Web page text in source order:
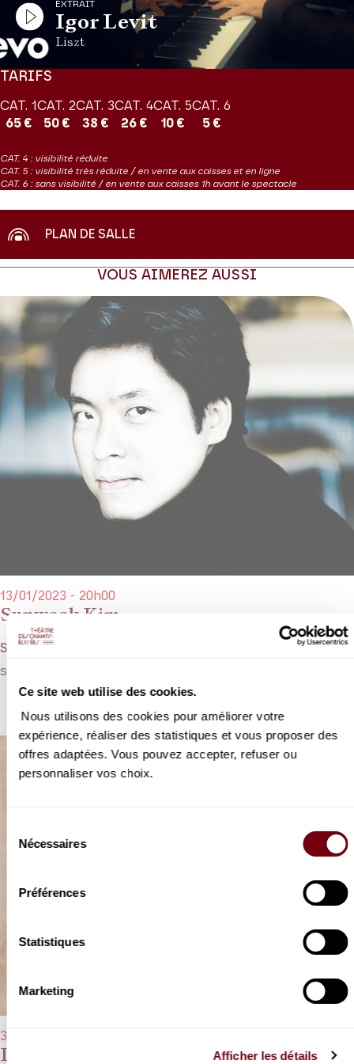
Ce site web utilise des cookies.
Nous utilisons des cookies pour améliorer votre
expérience, réaliser des statistiques et vous proposer des
offres adaptées. Vous pouvez accepter, refuser ou
personnaliser vos choix.
Nécessaires
Préférences
Statistiques
Marketing
Afficher les détails
EXTRAIT
Igor Levit
Liszt
TARIFS
CAT. 1
65 €
CAT. 2
50 €
CAT. 3
38 €
CAT. 4
26 €
CAT. 5
10 €
CAT. 6
5 €
CAT. 4 : visibilité réduite
CAT. 5 : visibilité très réduite / en vente aux caisses et en ligne
CAT. 6 : sans visibilité / en vente aux caisses 1h avant le spectacle
PLAN DE SALLE
VOUS AIMEREZ AUSSI
Sunwook Kim
13/01/2023 - 20h00
Schubert, Albéniz, Liszt
Sunwook Kim en solitaire pour célébrer Schubert, Albéniz et Liszt.
David Fray
31/03/2023 - 20h00